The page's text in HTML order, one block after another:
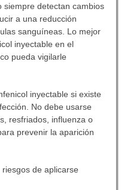
siempre detectan cambios
a una reducción
sanguíneas. Lo mejor
inyectable en el
pueda vigilarle
inyectable si existe
No debe usarse
resfriados, influenza o
prevenir la aparición
de aplicarse